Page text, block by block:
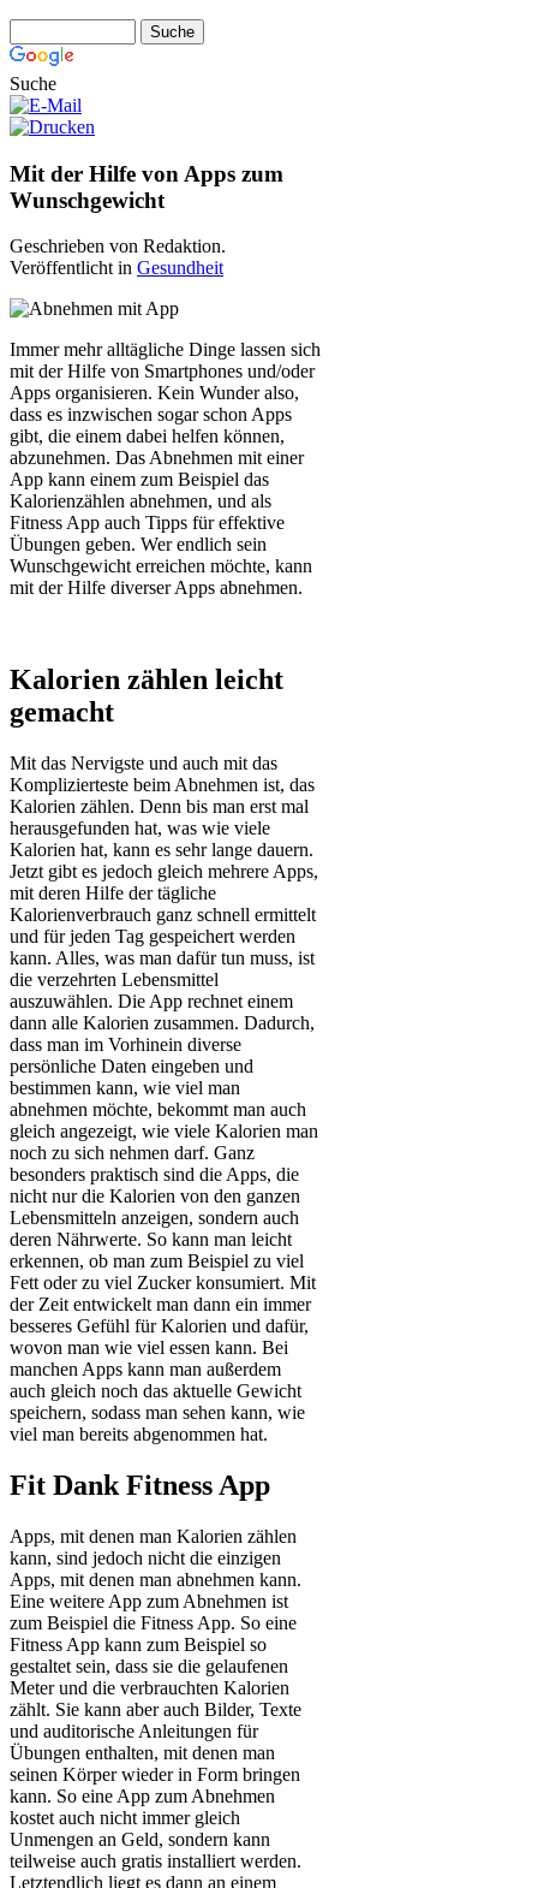
Suche
Mit der Hilfe von Apps zum
Wunschgewicht
Geschrieben von Redaktion.
Veröffentlicht in Gesundheit
Immer mehr alltägliche Dinge lassen sich
mit der Hilfe von Smartphones und/oder
Apps organisieren. Kein Wunder also,
dass es inzwischen sogar schon Apps
gibt, die einem dabei helfen können,
abzunehmen. Das Abnehmen mit einer
App kann einem zum Beispiel das
Kalorienzählen abnehmen, und als
Fitness App auch Tipps für effektive
Übungen geben. Wer endlich sein
Wunschgewicht erreichen möchte, kann
mit der Hilfe diverser Apps abnehmen.
Kalorien zählen leicht
gemacht
Mit das Nervigste und auch mit das
Komplizierteste beim Abnehmen ist, das
Kalorien zählen. Denn bis man erst mal
herausgefunden hat, was wie viele
Kalorien hat, kann es sehr lange dauern.
Jetzt gibt es jedoch gleich mehrere Apps,
mit deren Hilfe der tägliche
Kalorienverbrauch ganz schnell ermittelt
und für jeden Tag gespeichert werden
kann. Alles, was man dafür tun muss, ist
die verzehrten Lebensmittel
auszuwählen. Die App rechnet einem
dann alle Kalorien zusammen. Dadurch,
dass man im Vorhinein diverse
persönliche Daten eingeben und
bestimmen kann, wie viel man
abnehmen möchte, bekommt man auch
gleich angezeigt, wie viele Kalorien man
noch zu sich nehmen darf. Ganz
besonders praktisch sind die Apps, die
nicht nur die Kalorien von den ganzen
Lebensmitteln anzeigen, sondern auch
deren Nährwerte. So kann man leicht
erkennen, ob man zum Beispiel zu viel
Fett oder zu viel Zucker konsumiert. Mit
der Zeit entwickelt man dann ein immer
besseres Gefühl für Kalorien und dafür,
wovon man wie viel essen kann. Bei
manchen Apps kann man außerdem
auch gleich noch das aktuelle Gewicht
speichern, sodass man sehen kann, wie
viel man bereits abgenommen hat.
Fit Dank Fitness App
Apps, mit denen man Kalorien zählen
kann, sind jedoch nicht die einzigen
Apps, mit denen man abnehmen kann.
Eine weitere App zum Abnehmen ist
zum Beispiel die Fitness App. So eine
Fitness App kann zum Beispiel so
gestaltet sein, dass sie die gelaufenen
Meter und die verbrauchten Kalorien
zählt. Sie kann aber auch Bilder, Texte
und auditorische Anleitungen für
Übungen enthalten, mit denen man
seinen Körper wieder in Form bringen
kann. So eine App zum Abnehmen
kostet auch nicht immer gleich
Unmengen an Geld, sondern kann
teilweise auch gratis installiert werden.
Letztendlich liegt es dann an einem